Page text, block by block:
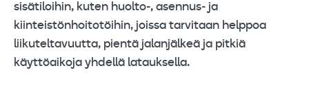
sisätiloihin, kuten huolto-, asennus‑ ja
kiinteistönhoitotöihin, joissa tarvitaan helppoa
liikuteltavuutta, pientä jalanjälkeä ja pitkiä
käyttöaikoja yhdellä latauksella.